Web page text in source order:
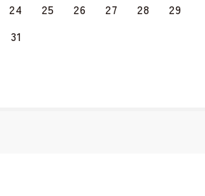
24 25 26 27 28
29
31